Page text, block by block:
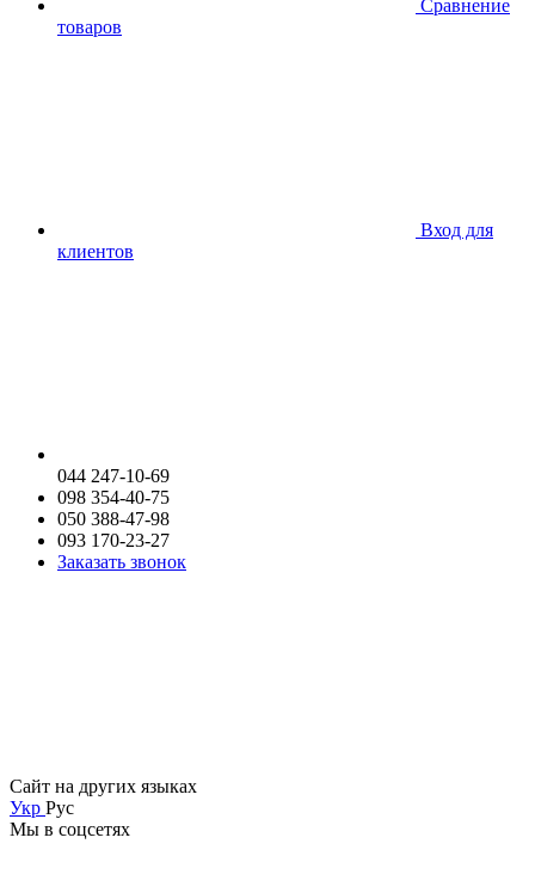
Сравнение
товаров
Вход для
клиентов
044 247-10-69
098 354-40-75
050 388-47-98
093 170-23-27
Заказать звонок
Сайт на других языках
Укр Рус
Мы в соцсетях